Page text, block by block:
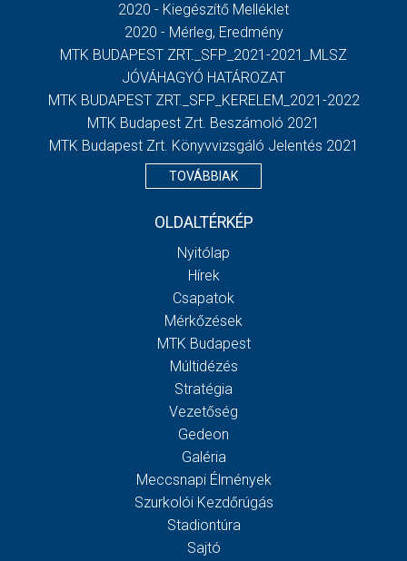
2020 - Kiegészítő Melléklet
2020 - Mérleg, Eredmény
MTK BUDAPEST ZRT._SFP_2021-2021_MLSZ
JÓVÁHAGYÓ HATÁROZAT
MTK BUDAPEST ZRT._SFP_KERELEM_2021-2022
MTK Budapest Zrt. Beszámoló 2021
MTK Budapest Zrt. Könyvvizsgáló Jelentés 2021
TOVÁBBIAK
OLDALTÉRKÉP
Nyitólap
Hírek
Csapatok
Mérkőzések
MTK Budapest
Múltidézés
Stratégia
Vezetőség
Gedeon
Galéria
Meccsnapi Élmények
Szurkolói Kezdőrúgás
Stadiontúra
Sajtó